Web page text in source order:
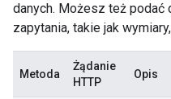
danych. Możesz też podać
zapytania, takie jak
Metoda
Żądanie
HTTP
Opis